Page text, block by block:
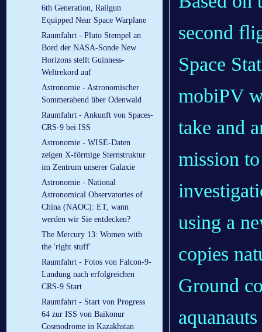
6th Generation, Railgun
Equipped Near Space Warplane
Raumfahrt - Pluto Stempel an
Bord der NASA-Sonde New
Horizons stellt Guinness-
Weltrekord auf
Astronomie - Astronomischer
Sommerabend über Odenwald
Raumfahrt - Ankunft von Spaces-
CRS-9 bei ISS
Astronomie - WISE-Daten
zeigen X-förmige Sternstruktur
im Zentrum unserer Galaxie
Astronomie - National
Astronomical Observatories of
China (NAOC): ET, wann
werden wir Sie entdecken?
The Mercury 13: Women with
the 'right stuff'
Raumfahrt - Fotos von Falcon-9-
Landung nach erfolgreichen
CRS-9 Start
Raumfahrt - Start von Progress
64 zur ISS von Baikonur
Cosmodrome in Kazakhstan
second
Space
mobiPV
take and
mission
using a
copies
Ground